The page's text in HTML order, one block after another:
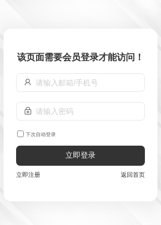
该页面需要会员登录才能访问！
下次自动登录
立即登录
立即注册 返回首页